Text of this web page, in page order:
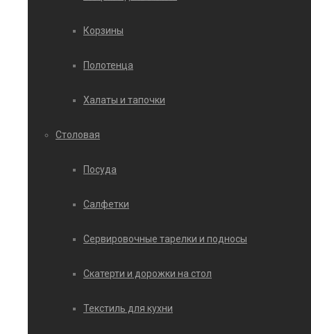
Корзины
Полотенца
Халаты и тапочки
Столовая
Посуда
Салфетки
Сервировочные тарелки и подносы
Скатерти и дорожки на стол
Текстиль для кухни